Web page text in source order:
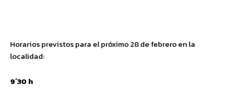
Horarios previstos para el próximo 28 de febrero en la
localidad:
9´30 h